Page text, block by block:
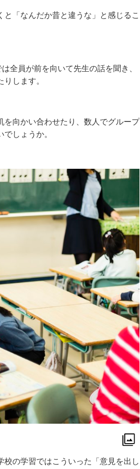
「なんだか昔と違うな」と感じるこ
全員が前を向いて先生の話を聞き、
します。
を向かい合わせたり、数人でグループ
しょうか。
校の学習ではこういった「意見を出し